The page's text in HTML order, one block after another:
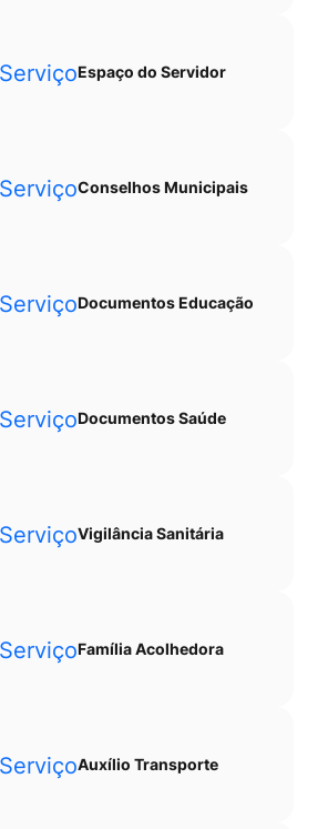
Espaço do Servidor
Conselhos Municipais
Documentos Educação
Documentos Saúde
Vigilância Sanitária
Família Acolhedora
Auxílio Transporte